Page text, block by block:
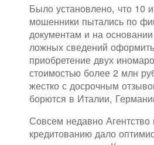
Было установлено, что 10
мошенники пытались по
документам и на
ложных сведений
приобретение двух
стоимостью более 2 млн
жестко с досрочным
борются в Италии,
Совсем недавно Агентство
кредитованию дало